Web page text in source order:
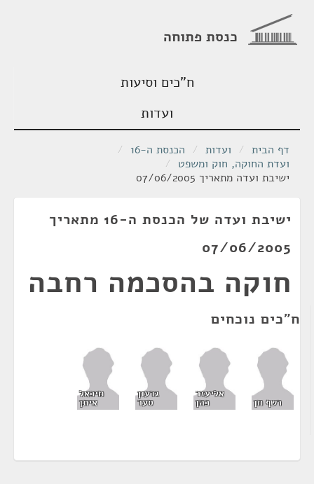
כנסת פתוחה
ח"כים וסיעות
ועדות
דף הבית / ועדות / הכנסת ה-16
/
ועדת החוקה, חוק ומשפט /
ישיבת ועדה מתאריך 07/06/2005
ישיבת ועדה של הכנסת ה-16 מתאריך
07/06/2005
חוקה בהסכמה רחבה
ח"כים נוכחים
רשף חן
אליעזר
כהן
גדעון
סער
מיכאל
איתן